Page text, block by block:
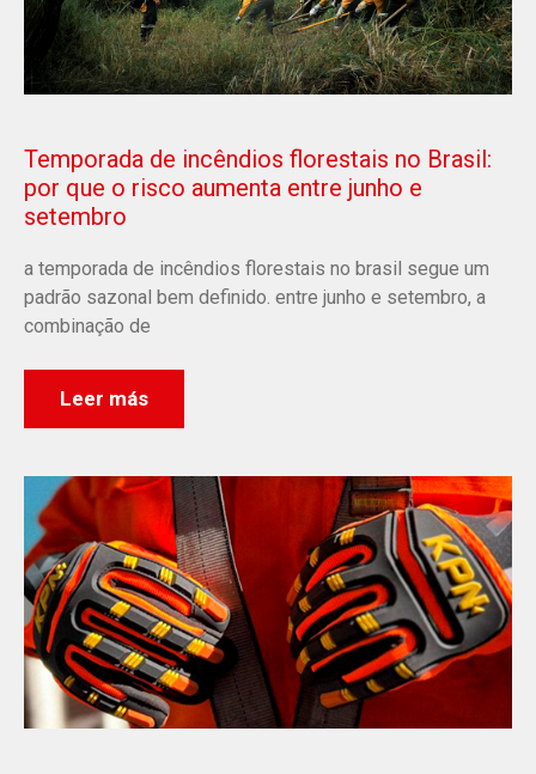
Temporada de incêndios florestais no Brasil:
por que o risco aumenta entre junho e
setembro
a temporada de incêndios florestais no brasil segue um
padrão sazonal bem definido. entre junho e setembro, a
combinação de
Leer más